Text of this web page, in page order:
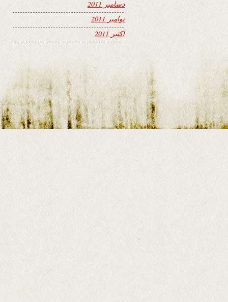
دسامبر 2011
نوامبر 2011
اکتبر 2011